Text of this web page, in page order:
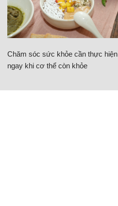
Chăm sóc sức khỏe cần thực hiện
ngay khi cơ thể còn khỏe